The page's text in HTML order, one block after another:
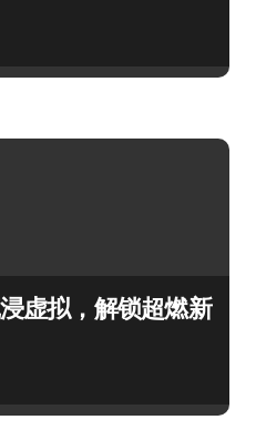
虚拟，解锁超燃新